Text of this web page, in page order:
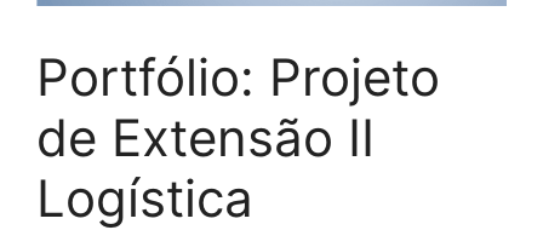
Portfólio: Projeto
de Extensão II
Logística